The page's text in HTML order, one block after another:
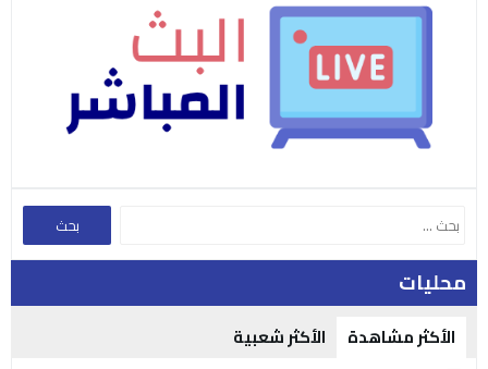
محليات
الأكثر مشاهدة الأكثر شعبية